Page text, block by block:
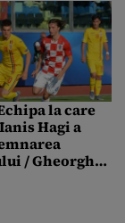
la care
Hagi a
/ Gheorghe